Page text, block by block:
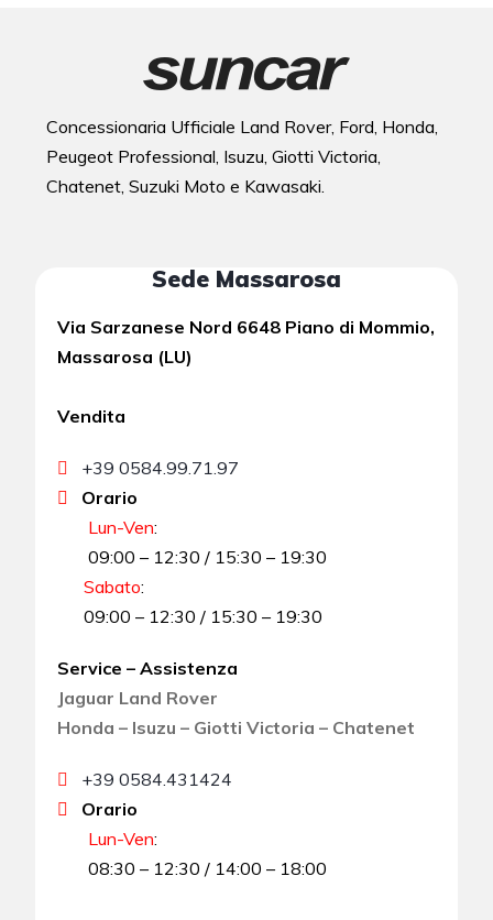
Concessionaria Ufficiale Land Rover, Ford, Honda,
Peugeot Professional, Isuzu, Giotti Victoria,
Chatenet, Suzuki Moto e Kawasaki.
Sede Massarosa
Via Sarzanese Nord 6648 Piano di Mommio,
Massarosa (LU)
Vendita
+39 0584.99.71.97
Orario
Lun-Ven:
09:00 – 12:30 / 15:30 – 19:30
Sabato:
09:00 – 12:30 / 15:30 – 19:30
Service – Assistenza
Jaguar Land Rover
Honda – Isuzu – Giotti Victoria – Chatenet
+39 0584.431424
Orario
Lun-Ven:
08:30 – 12:30 / 14:00 – 18:00